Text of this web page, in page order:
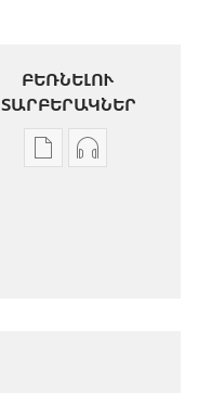
ԲԵՌՆԵԼՈՒ
ՏԱՐԲԵՐԱԿՆԵՐ
Թվային